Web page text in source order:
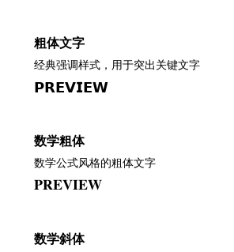
粗体文字
经典强调样式，用于突出关键文字
𝗣𝗥𝗘𝗩𝗜𝗘𝗪
数学粗体
数学公式风格的粗体文字
𝐏𝐑𝐄𝐕𝐈𝐄𝐖
数学斜体